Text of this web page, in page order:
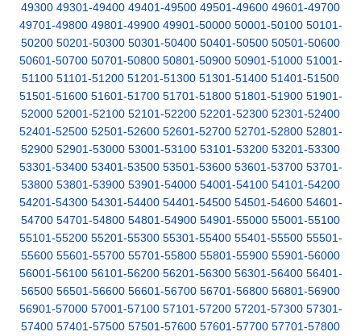
49300 49301-49400 49401-49500 49501-49600 49601-49700
49701-49800 49801-49900 49901-50000 50001-50100 50101-
50200 50201-50300 50301-50400 50401-50500 50501-50600
50601-50700 50701-50800 50801-50900 50901-51000 51001-
51100 51101-51200 51201-51300 51301-51400 51401-51500
51501-51600 51601-51700 51701-51800 51801-51900 51901-
52000 52001-52100 52101-52200 52201-52300 52301-52400
52401-52500 52501-52600 52601-52700 52701-52800 52801-
52900 52901-53000 53001-53100 53101-53200 53201-53300
53301-53400 53401-53500 53501-53600 53601-53700 53701-
53800 53801-53900 53901-54000 54001-54100 54101-54200
54201-54300 54301-54400 54401-54500 54501-54600 54601-
54700 54701-54800 54801-54900 54901-55000 55001-55100
55101-55200 55201-55300 55301-55400 55401-55500 55501-
55600 55601-55700 55701-55800 55801-55900 55901-56000
56001-56100 56101-56200 56201-56300 56301-56400 56401-
56500 56501-56600 56601-56700 56701-56800 56801-56900
56901-57000 57001-57100 57101-57200 57201-57300 57301-
57400 57401-57500 57501-57600 57601-57700 57701-57800